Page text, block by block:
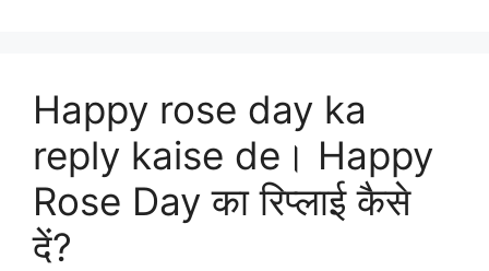
Happy rose day ka
reply kaise de। Happy
Rose Day का रिप्लाई कैसे
दें?